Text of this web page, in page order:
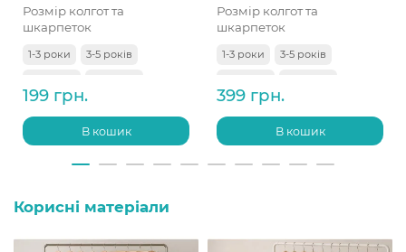
Розмір колгот та
шкарпеток
1-3 роки
3-5 років
199 грн.
В кошик
Розмір колгот та
шкарпеток
1-3 роки
3-5 років
9-11 років
399 грн.
В кошик
Корисні матеріали